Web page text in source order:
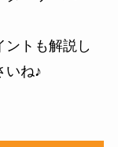
ントも解説し
いね♪